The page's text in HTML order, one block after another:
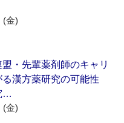
(金)
盟・先輩薬剤師のキャリ
る漢方薬研究の可能性
…
(金)